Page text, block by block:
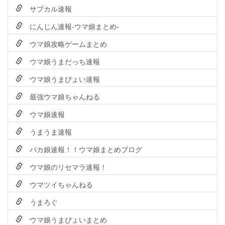
サブカル速報
にんじん速報-ウマ娘まとめ-
ウマ娘攻略ゲームまとめ
ウマ娘うまだっち速報
ウマ娘うまぴょい速報
最強ウマ娘ちゃんねる
ウマ娘速報
うまうま速報
パカ娘速報！！ウマ娘まとめブログ
ウマ娘のリセマラ速報！
ウマツイちゃんねる
うまろぐ
ウマ娘うまぴょいまとめ